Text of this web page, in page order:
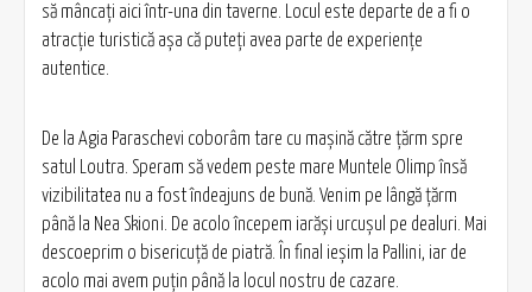
să mâncaţi aici într-una din taverne. Locul este departe de a fi o
atracţie turistică aşa că puteţi avea parte de experienţe
autentice.
De la Agia Paraschevi coborâm tare cu maşină către ţărm spre
satul Loutra. Speram să vedem peste mare Muntele Olimp însă
vizibilitatea nu a fost îndeajuns de bună. Venim pe lângă ţărm
până la Nea Skioni. De acolo începem iarăşi urcuşul pe dealuri. Mai
descoeprim o bisericuţă de piatră. În final ieşim la Pallini, iar de
acolo mai avem puţin până la locul nostru de cazare.